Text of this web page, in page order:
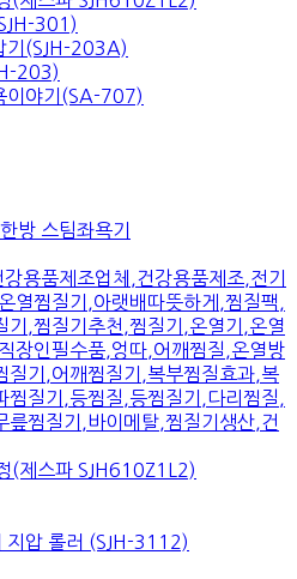
301)
기(SJH-203A)
203)
이야기(SA-707)
방 스팀좌욕기
(제스파 SJH610Z1L2)
지압 롤러 (SJH-3112)